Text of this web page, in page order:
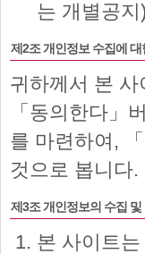
는 개별공
제2조 개인정보 수집에 대
귀하께서 본
「동의한다」
를 마련하여,
것으로 봅니다.
제3조 개인정보의 수집 및
본 사이트